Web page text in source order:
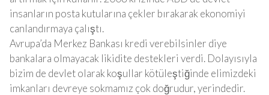
insanların posta kutularına çekler bırakarak ekonomiyi
canlandırmaya çalıştı.
Avrupa’da Merkez Bankası kredi verebilsinler diye
bankalara olmayacak likidite destekleri verdi. Dolayısıyla
bizim de devlet olarak koşullar kötüleştiğinde elimizdeki
imkanları devreye sokmamız çok doğrudur, yerindedir.